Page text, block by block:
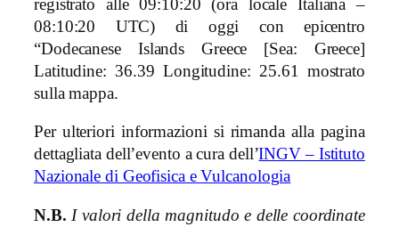
registrato alle 09:10:20 (ora locale Italiana –
08:10:20 UTC) di oggi con epicentro
“Dodecanese Islands Greece [Sea: Greece]
Latitudine: 36.39 Longitudine: 25.61 mostrato
sulla mappa.
Per ulteriori informazioni si rimanda alla pagina
dettagliata dell’evento a cura dell’INGV – Istituto
Nazionale di Geofisica e Vulcanologia
N.B. I valori della magnitudo e delle coordinate